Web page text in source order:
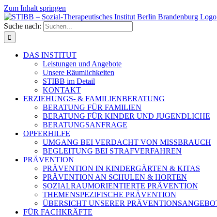
Zum Inhalt springen
Suche nach:
DAS INSTITUT
Leistungen und Angebote
Unsere Räumlichkeiten
STIBB im Detail
KONTAKT
ERZIEHUNGS- & FAMILIENBERATUNG
BERATUNG FÜR FAMILIEN
BERATUNG FÜR KINDER UND JUGENDLICHE
BERATUNGSANFRAGE
OPFERHILFE
UMGANG BEI VERDACHT VON MISSBRAUCH
BEGLEITUNG BEI STRAFVERFAHREN
PRÄVENTION
PRÄVENTION IN KINDERGÄRTEN & KITAS
PRÄVENTION AN SCHULEN & HORTEN
SOZIALRAUMORIENTIERTE PRÄVENTION
THEMENSPEZIFISCHE PRÄVENTION
ÜBERSICHT UNSERER
FÜR FACHKRÄFTE